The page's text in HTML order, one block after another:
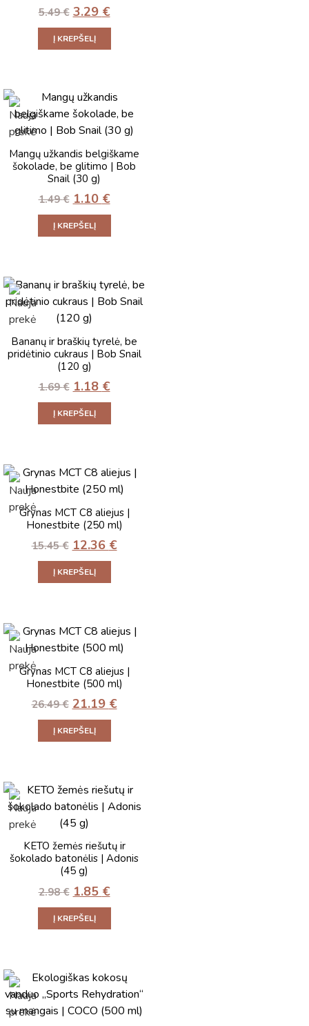
5.49€ 3.29 €
Į KREPŠELĮ
Mangų užkandis belgiškame
šokolade, be glitimo | Bob
Snail (30 g)
1.49€ 1.10 €
Į KREPŠELĮ
Bananų ir braškių tyrelė, be
pridėtinio cukraus | Bob Snail
(120 g)
1.69€ 1.18 €
Į KREPŠELĮ
Grynas MCT C8 aliejus |
Honestbite (250 ml)
15.45€ 12.36 €
Į KREPŠELĮ
Grynas MCT C8 aliejus |
Honestbite (500 ml)
26.49€ 21.19 €
Į KREPŠELĮ
KETO žemės riešutų ir
šokolado batonėlis | Adonis
(45 g)
2.98€ 1.85 €
Į KREPŠELĮ